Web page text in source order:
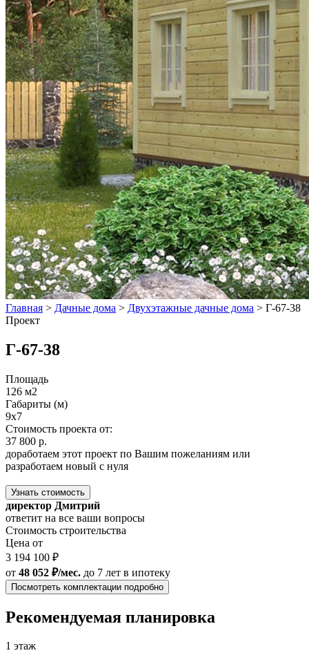
Главная > Дачные дома > Двухэтажные дачные дома > Г-67-38
Проект
Г-67-38
Площадь
126 м2
Габариты (м)
9x7
Стоимость проекта от:
37 800 р.
доработаем этот проект по Вашим пожеланиям или
разработаем новый с нуля
Узнать стоимость
директор Дмитрий
ответит на все ваши вопросы
Стоимость строительства
Цена от
3 194 100 ₽
от 48 052 ₽/мес. до 7 лет в ипотеку
Посмотреть комплектации подробно
Рекомендуемая планировка
1 этаж